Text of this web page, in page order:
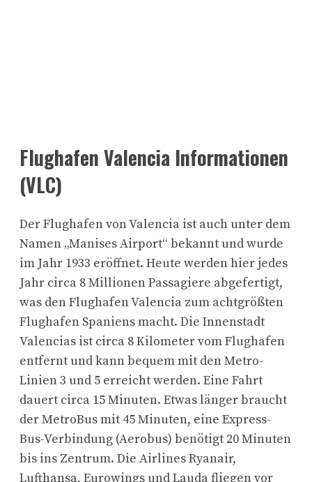
Flughafen Valencia Informationen
(VLC)
Der Flughafen von Valencia ist auch unter dem
Namen „Manises Airport“ bekannt und wurde
im Jahr 1933 eröffnet. Heute werden hier jedes
Jahr circa 8 Millionen Passagiere abgefertigt,
was den Flughafen Valencia zum achtgrößten
Flughafen Spaniens macht. Die Innenstadt
Valencias ist circa 8 Kilometer vom Flughafen
entfernt und kann bequem mit den Metro-
Linien 3 und 5 erreicht werden. Eine Fahrt
dauert circa 15 Minuten. Etwas länger braucht
der MetroBus mit 45 Minuten, eine Express-
Bus-Verbindung (Aerobus) benötigt 20 Minuten
bis ins Zentrum. Die Airlines Ryanair,
Lufthansa, Eurowings und Lauda fliegen vor